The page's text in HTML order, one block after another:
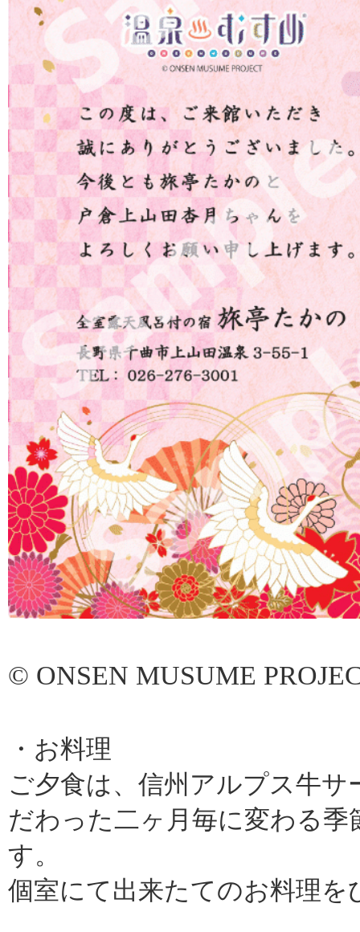
© ONSEN MUSUME
・お料理
ご夕食は、信州アルプス牛
だわった二ヶ月毎に変わる
す。
個室にて出来たてのお料理